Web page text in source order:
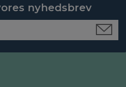
nyhedsbrev